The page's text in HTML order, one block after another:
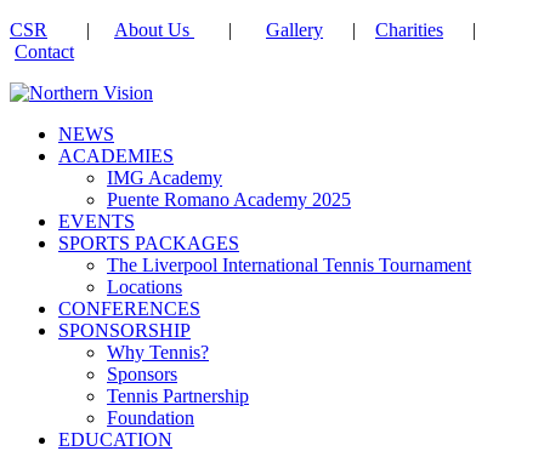
CSR | About Us | Gallery | Charities |
Contact
NEWS
ACADEMIES
IMG Academy
Puente Romano Academy 2025
EVENTS
SPORTS PACKAGES
The Liverpool International Tennis Tournament
Locations
CONFERENCES
SPONSORSHIP
Why Tennis?
Sponsors
Tennis Partnership
Foundation
EDUCATION